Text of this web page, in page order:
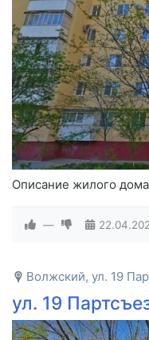
Описание жилого
—
Волжский, ул. 19
ул. 19